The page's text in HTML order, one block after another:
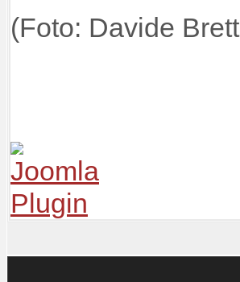
(Foto: Davide